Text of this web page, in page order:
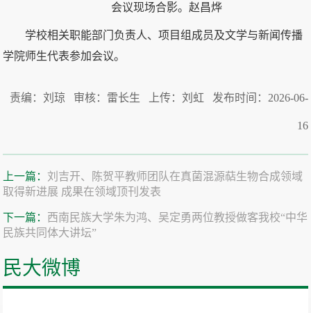
会议现场合影。赵昌烨
学校相关职能部门负责人、项目组成员及文学与新闻传播
学院师生代表参加会议。
责编：刘琼 审核：雷长生 上传：刘虹 发布时间：2026-06-
16
上一篇： 刘吉开、陈贺平教师团队在真菌混源萜生物合成领域
取得新进展 成果在领域顶刊发表
下一篇： 西南民族大学朱为鸿、吴定勇两位教授做客我校“中华
民族共同体大讲坛”
民大微博